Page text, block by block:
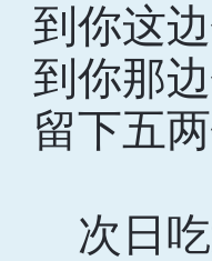
到你这
到你那
留下五
次日吃